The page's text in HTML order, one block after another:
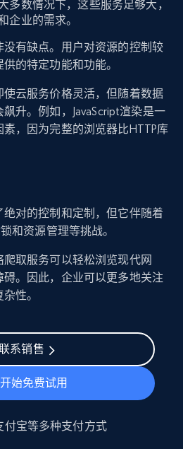
多数情况下，这些服务足够大，
企业的需求。
有缺点。用户对资源的控制较
的特定功能和功能。
云服务价格灵活，但随着数据
升。例如，JavaScript渲染是一
，因为完整的浏览器比HTTP库
对的控制和定制，但它伴随着
和资源管理等挑战。
取服务可以轻松浏览现代网
。因此，企业可以更多地关注
性。
系销售
开始免费试用
付宝等多种支付方式